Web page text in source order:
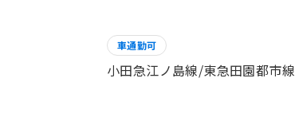
車通勤可
小田急江ノ島線/東急田園都市線